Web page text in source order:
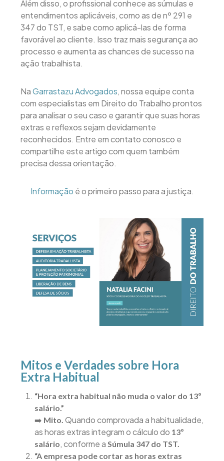
Além disso, o profissional conhece as súmulas e
entendimentos aplicáveis, como as de nº 291 e
347 do TST, e sabe como aplicá-las de forma
favorável ao cliente. Isso traz mais segurança ao
processo e aumenta as chances de sucesso na
ação trabalhista.
NaGarrastazu Advogados, nossa equipe conta
com especialistas em Direito do Trabalho prontos
para analisar o seu caso e garantir que suas horas
extras e reflexos sejam devidamente
reconhecidos. Entre em contato conosco e
compartilhe este artigo com quem também
precisa dessa orientação.
Informação é o primeiro passo para a justiça.
Mitos e Verdades sobre Hora
Extra Habitual
“Hora extra habitual não muda o valor do 13º
salário.”
➡️ Mito. Quando comprovada a habitualidade,
as horas extras integram o cálculo do 13º
salário, conforme a Súmula 347 do TST.
“A empresa pode cortar as horas extras